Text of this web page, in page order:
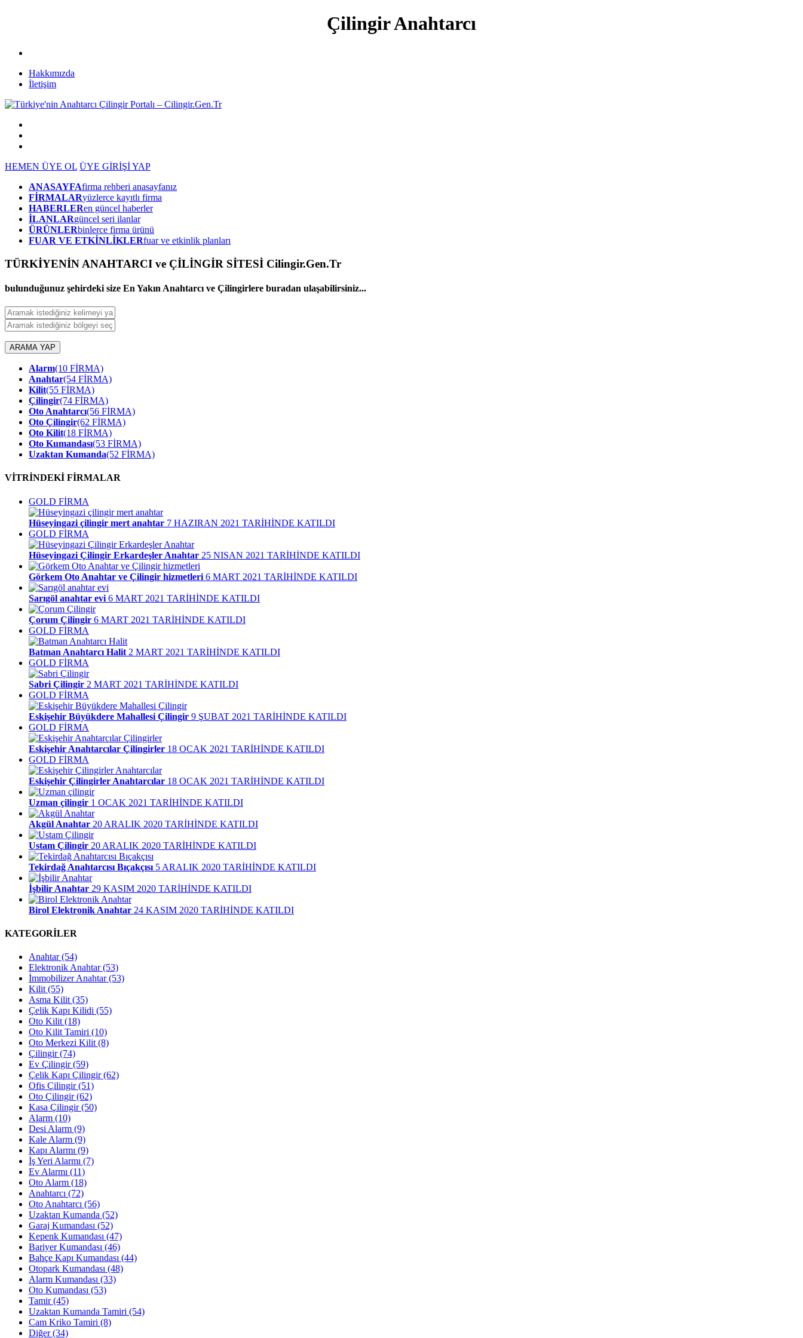
Çilingir Anahtarcı
Hakkımızda
İletişim
HEMEN ÜYE OL ÜYE GİRİŞİ YAP
ANASAYFAfirma rehberi anasayfanız
FİRMALARyüzlerce kayıtlı firma
HABERLERen güncel haberler
İLANLARgüncel seri ilanlar
ÜRÜNLERbinlerce firma ürünü
FUAR VE ETKİNLİKLERfuar ve etkinlik planları
TÜRKİYENİN ANAHTARCI ve ÇİLİNGİR SİTESİ Cilingir.Gen.Tr
bulunduğunuz şehirdeki size En Yakın Anahtarcı ve Çilingirlere buradan ulaşabilirsiniz...
ARAMA YAP
Alarm(10 FİRMA)
Anahtar(54 FİRMA)
Kilit(55 FİRMA)
Çilingir(74 FİRMA)
Oto Anahtarcı(56 FİRMA)
Oto Çilingir(62 FİRMA)
Oto Kilit(18 FİRMA)
Oto Kumandası(53 FİRMA)
Uzaktan Kumanda(52 FİRMA)
VİTRİNDEKİ FİRMALAR
GOLD FİRMA
Hüseyingazi çilingir mert anahtar 7 HAZIRAN 2021 TARİHİNDE KATILDI
GOLD FİRMA
Hüseyingazi Çilingir Erkardeşler Anahtar 25 NISAN 2021 TARİHİNDE KATILDI
Görkem Oto Anahtar ve Çilingir hizmetleri 6 MART 2021 TARİHİNDE KATILDI
Sarıgöl anahtar evi 6 MART 2021 TARİHİNDE KATILDI
Çorum Çilingir 6 MART 2021 TARİHİNDE KATILDI
GOLD FİRMA
Batman Anahtarcı Halit 2 MART 2021 TARİHİNDE KATILDI
GOLD FİRMA
Sabri Çilingir 2 MART 2021 TARİHİNDE KATILDI
GOLD FİRMA
Eskişehir Büyükdere Mahallesi Çilingir 9 ŞUBAT 2021 TARİHİNDE KATILDI
GOLD FİRMA
Eskişehir Anahtarcılar Çilingirler 18 OCAK 2021 TARİHİNDE KATILDI
GOLD FİRMA
Eskişehir Çilingirler Anahtarcılar 18 OCAK 2021 TARİHİNDE KATILDI
Uzman çilingir 1 OCAK 2021 TARİHİNDE KATILDI
Akgül Anahtar 20 ARALIK 2020 TARİHİNDE KATILDI
Ustam Çilingir 20 ARALIK 2020 TARİHİNDE KATILDI
Tekirdağ Anahtarcısı Bıçakçısı 5 ARALIK 2020 TARİHİNDE KATILDI
İşbilir Anahtar 29 KASIM 2020 TARİHİNDE KATILDI
Birol Elektronik Anahtar 24 KASIM 2020 TARİHİNDE KATILDI
KATEGORİLER
Anahtar(54)
Elektronik Anahtar(53)
İmmobilizer Anahtar(53)
Kilit (55)
Asma Kilit (35)
Çelik Kapı Kilidi (55)
Oto Kilit (18)
Oto Kilit Tamiri (10)
Oto Merkezi Kilit (8)
Çilingir(74)
Ev Çilingir(59)
Çelik Kapı Çilingir(62)
Ofis Çilingir(51)
Oto Çilingir(62)
Kasa Çilingir(50)
Alarm (10)
Desi Alarm (9)
Kale Alarm (9)
Kapı Alarmı (9)
İş Yeri Alarmı (7)
Ev Alarmı (11)
Oto Alarm (18)
Anahtarcı (72)
Oto Anahtarcı (56)
Uzaktan Kumanda (52)
Garaj Kumandası (52)
Kepenk Kumandası (47)
Bariyer Kumandası (46)
Bahçe Kapı Kumandası (44)
Otopark Kumandası (48)
Alarm Kumandası (33)
Oto Kumandası (53)
Tamir(45)
Uzaktan Kumanda Tamiri (54)
Cam Kriko Tamiri (8)
Diğer(34)